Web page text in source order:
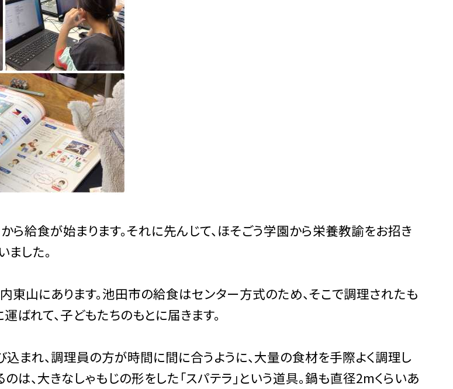
ら給食が始まります。それに先んじて、ほそごう学園から栄養教諭をお招き
ました。
東山にあります。池田市の給食はセンター方式のため、そこで調理されたも
ばれて、子どもたちのもとに届きます。
まれ、調理員の方が時間に間に合うように、大量の食材を手際よく調理し
は、大きなしゃもじの形をした「スパテラ」という道具。鍋も直径2mくらいあ